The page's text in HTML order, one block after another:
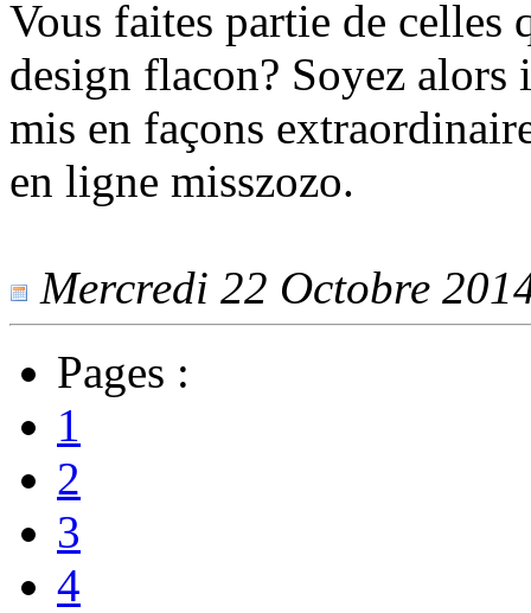
Vous faites partie de celles
design flacon? Soyez alors
mis en façons
en ligne misszozo.
Mercredi 22 Octobre
Pages :
1
2
3
4